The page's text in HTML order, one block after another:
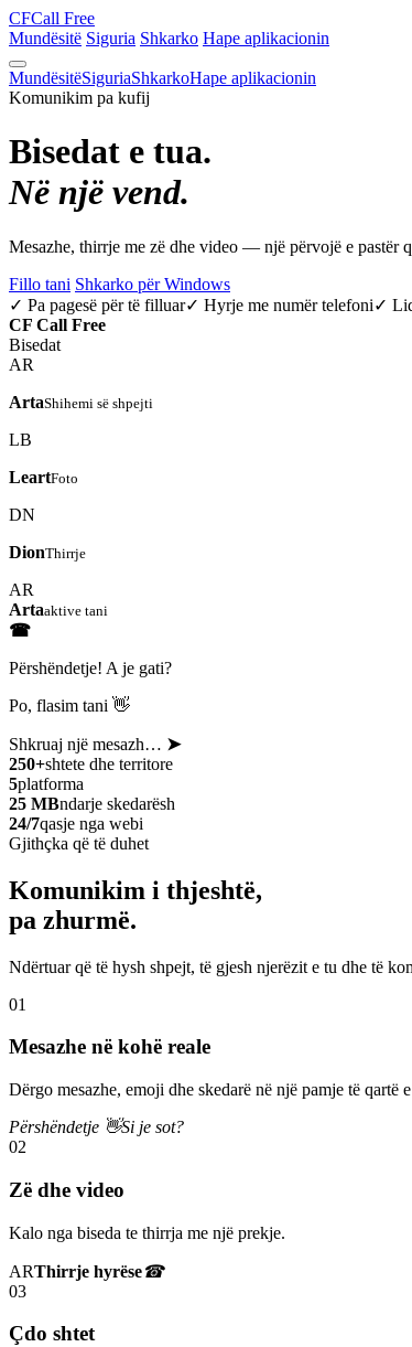
CFCall Free
Mundësitë Siguria Shkarko Hape aplikacionin
MundësitëSiguriaShkarkoHape aplikacionin
Komunikim pa kufij
Bisedat e tua.
Në një vend.
Mesazhe, thirrje me zë dhe video — një përvojë e pastër
Fillo tani Shkarko për Windows
✓ Pa pagesë për të filluar✓ Hyrje me numër telefoni✓
CF Call Free
Bisedat
AR
ArtaShihemi së shpejti
LB
LeartFoto
DN
DionThirrje
AR
Artaaktive tani
☎
Përshëndetje! A je gati?
Po, flasim tani 👋
Shkruaj një mesazh… ➤
250+shtete dhe territore
5platforma
25 MBndarje skedarësh
24/7qasje nga webi
Gjithçka që të duhet
Komunikim i thjeshtë,
pa zhurmë.
Ndërtuar që të hysh shpejt, të gjesh njerëzit e tu dhe të
01
Mesazhe në kohë reale
Dërgo mesazhe, emoji dhe skedarë në një pamje të qartë
Përshëndetje 👋Si je sot?
02
Zë dhe video
Kalo nga biseda te thirrja me një prekje.
ARThirrje hyrëse☎
03
Çdo shtet